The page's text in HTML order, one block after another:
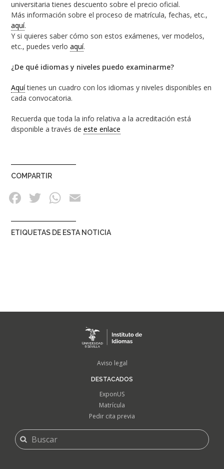
universitaria tienes descuento sobre el precio oficial.
Más información sobre el proceso de matrícula, fechas, etc.,
aquí.
Y si quieres saber cómo son estos exámenes, ver modelos,
etc., puedes verloaquí.
¿De qué idiomas y niveles puedo examinarme?
Aquítienes un cuadro con los idiomas y niveles disponibles en
cada convocatoria.
Recuerda que toda la info relativa a la acreditación está
disponible a través deeste enlace
COMPARTIR
ETIQUETAS DE ESTA NOTICIA
Aviso legal
DESTACADOS
ExponUS
Matrícula
Pedir cita previa
FORMULARIO
DE
BÚSQUEDA
Buscar